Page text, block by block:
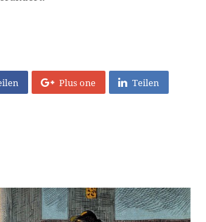
Plus one Teilen